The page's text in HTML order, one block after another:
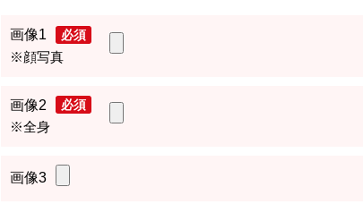
画像1 必須
※顔写真
画像2 必須
※全身
画像3